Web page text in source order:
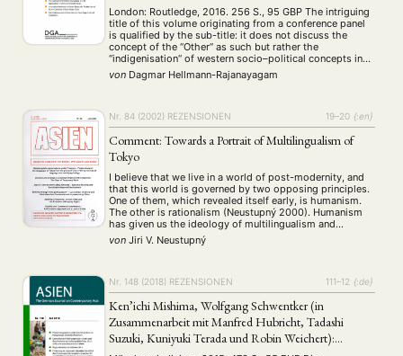
London: Routledge, 2016. 256 S., 95 GBP The intriguing
title of this volume originating from a conference panel
is qualified by the sub-title: it does not discuss the
concept of the “Other“ as such but rather the
“indigenisation“ of western socio–political concepts in
the Indian and Chinese contexts. Noteworthy is the
foreword by T. K. …
von Dagmar Hellmann-Rajanayagam
Nr. 84 (2002) REZENSIONEN 19–20 {:en}
Comment: Towards a Portrait of Multilingualism of
Tokyo
I believe that we live in a world of post-modernity, and
that this world is governed by two opposing principles.
One of them, which revealed itself early, is humanism.
The other is rationalism (Neustupný 2000). Humanism
has given us the ideology of multilingualism and
multiculturalism, while rationalism has contributed
skepticism about the multicultural perspective. This …
von Jiri V. Neustupný
Nr. 148 (2018) REZENSIONEN 111–12 {:de}
Ken’ichi Mishima, Wolfgang Schwentker (in
Zusammenarbeit mit Manfred Hubricht, Tadashi
Suzuki, Kuniyuki Terada und Robin Weichert):